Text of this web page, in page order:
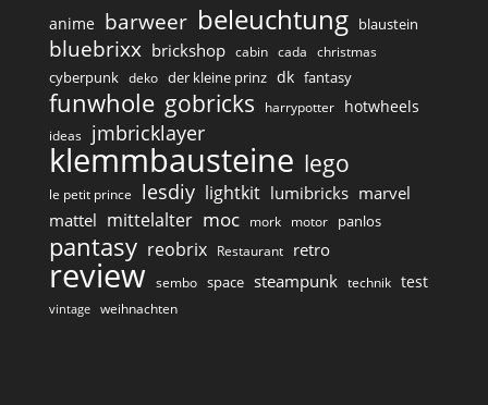
anime barweer beleuchtung blaustein
bluebrixx brickshop cabin cada christmas
cyberpunk deko der kleine prinz dk fantasy
funwhole gobricks harrypotter hotwheels
ideas jmbricklayer
klemmbausteine lego
le petit prince lesdiy lightkit lumibricks marvel
mattel mittelalter moc mork motor panlos
pantasy reobrix Restaurant retro
review sembo space steampunk technik test
vintage weihnachten